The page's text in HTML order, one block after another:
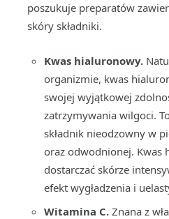
poszukuje preparatów
skóry składniki.
Kwas hialuronowy.
organizmie, kwas
swojej wyjątkowej
zatrzymywania wilgoci.
składnik nieodzowny w
oraz odwodnionej. Kwas
dostarczać skórze
efekt wygładzenia i
Witamina C. Znana z